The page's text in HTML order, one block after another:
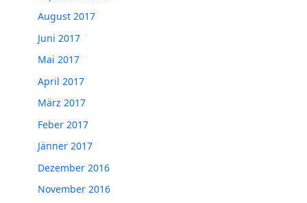
August 2017
Juni 2017
Mai 2017
April 2017
März 2017
Feber 2017
Jänner 2017
Dezember 2016
November 2016